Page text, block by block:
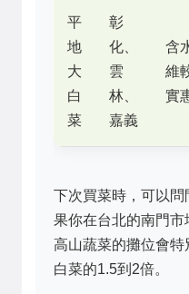
平
地
大
白
菜
彰
化、
雲
林、
嘉義
含
維
實
下次買菜時，可以
果你在台北的南門
高山蔬菜的攤位會
白菜的1.5到2倍。